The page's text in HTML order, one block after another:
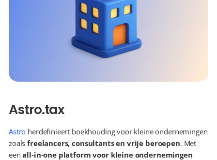
Astro.tax
Astro herdefinieert boekhouding voor kleine ondernemingen
zoals freelancers, consultants en vrije beroepen. Met
een all-in-one platform voor kleine ondernemingen